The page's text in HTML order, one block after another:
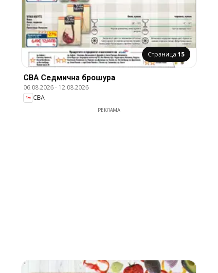
Страница 15
CBA Cедмична брошура
06.08.2026- 12.08.2026
CBA
РЕКЛАМА